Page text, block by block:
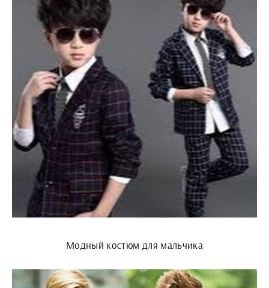
Модный костюм для мальчика